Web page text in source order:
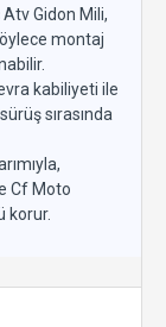
Gidon Mili,
montaj
kabiliyeti ile
sırasında
Cf Moto
korur.